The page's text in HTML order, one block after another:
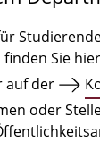
Sie
auf der
oder